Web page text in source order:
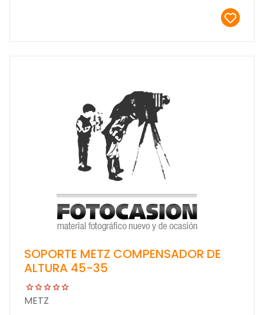
SOPORTE METZ COMPENSADOR DE
ALTURA 45-35
METZ